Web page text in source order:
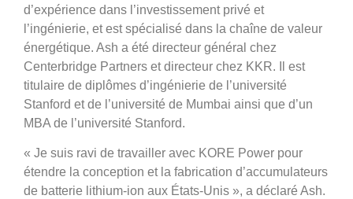
d’expérience dans l’investissement privé et
l’ingénierie, et est spécialisé dans la chaîne de valeur
énergétique. Ash a été directeur général chez
Centerbridge Partners et directeur chez KKR. Il est
titulaire de diplômes d’ingénierie de l’université
Stanford et de l’université de Mumbai ainsi que d’un
MBA de l’université Stanford.
« Je suis ravi de travailler avec KORE Power pour
étendre la conception et la fabrication d’accumulateurs
de batterie lithium-ion aux États-Unis », a déclaré Ash.